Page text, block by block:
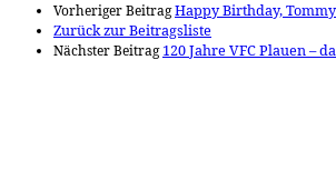
Vorheriger BeitragHappy Birthday,
Zurück zur Beitragsliste
Nächster Beitrag 120 Jahre VFC Plauen –